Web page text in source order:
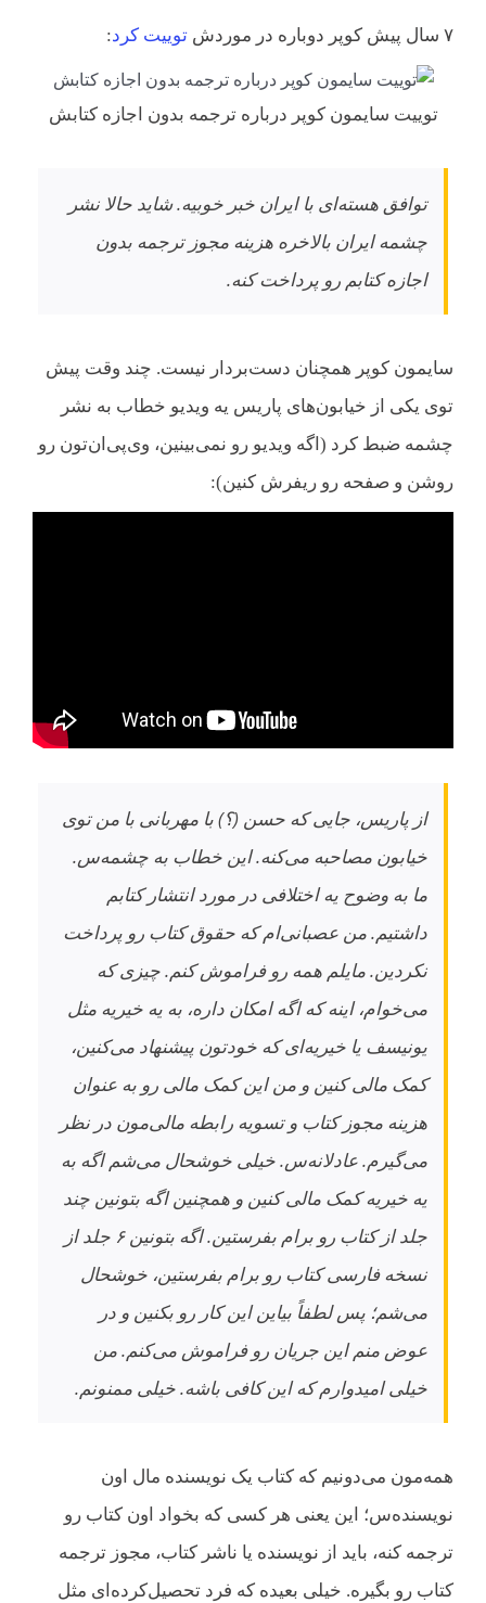
۷ سال پیش کوپر دوباره در موردش توییت کرد:
توییت سایمون کوپر درباره ترجمه بدون اجازه کتابش
توافق هسته‌ای با ایران خبر خوبیه. شاید حالا نشر
چشمه ایران بالاخره هزینه مجوز ترجمه بدون
اجازه کتابم رو پرداخت کنه.
سایمون کوپر همچنان دست‌بردار نیست. چند وقت پیش
توی یکی از خیابون‌های پاریس یه ویدیو خطاب به نشر
چشمه ضبط کرد (اگه ویدیو رو نمی‌بینین، وی‌پی‌ان‌تون رو
روشن و صفحه رو ریفرش کنین):
از پاریس، جایی که حسن (؟) با مهربانی با من توی
خیابون مصاحبه می‌کنه. این خطاب به چشمه‌س.
ما به وضوح یه اختلافی در مورد انتشار کتابم
داشتیم. من عصبانی‌ام که حقوق کتاب رو پرداخت
نکردین. مایلم همه رو فراموش کنم. چیزی که
می‌خوام، اینه که اگه امکان داره، به یه خیریه مثل
یونیسف یا خیریه‌ای که خودتون پیشنهاد می‌کنین،
کمک مالی کنین و من این کمک مالی رو به عنوان
هزینه مجوز کتاب و تسویه رابطه مالی‌مون در نظر
می‌گیرم. عادلانه‌س. خیلی خوشحال می‌شم اگه به
یه خیریه کمک مالی کنین و همچنین اگه بتونین چند
جلد از کتاب رو برام بفرستین. اگه بتونین ۶ جلد از
نسخه فارسی کتاب رو برام بفرستین، خوشحال
می‌شم؛ پس لطفاً بیاین این کار رو بکنین و در
عوض منم این جریان رو فراموش می‌کنم. من
خیلی امیدوارم که این کافی باشه. خیلی ممنونم.
‌همه‌مون می‌دونیم که کتاب یک نویسنده مال اون
نویسنده‌س؛ این یعنی هر کسی که بخواد اون کتاب رو
ترجمه کنه، باید از نویسنده یا ناشر کتاب، مجوز ترجمه
کتاب رو بگیره. خیلی بعیده که فرد تحصیل‌کرده‌ای مثل